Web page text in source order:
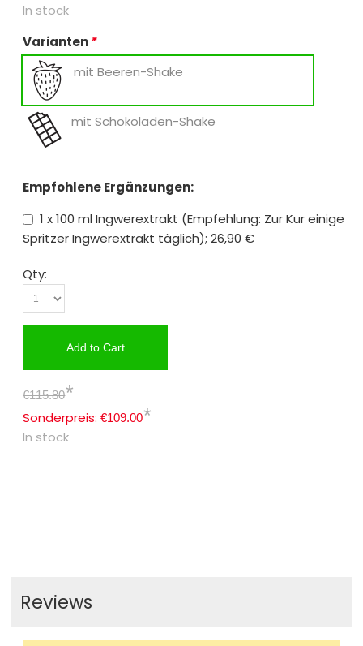
In stock
Varianten*
mit Beeren-Shake
mit Schokoladen-Shake
Empfohlene Ergänzungen:
1 x 100 ml Ingwerextrakt (Empfehlung: Zur Kur einige
Spritzer Ingwerextrakt täglich); 26,90 €
Qty:
Add to Cart
€115.80*
Sonderpreis: €109.00*
In stock
Reviews